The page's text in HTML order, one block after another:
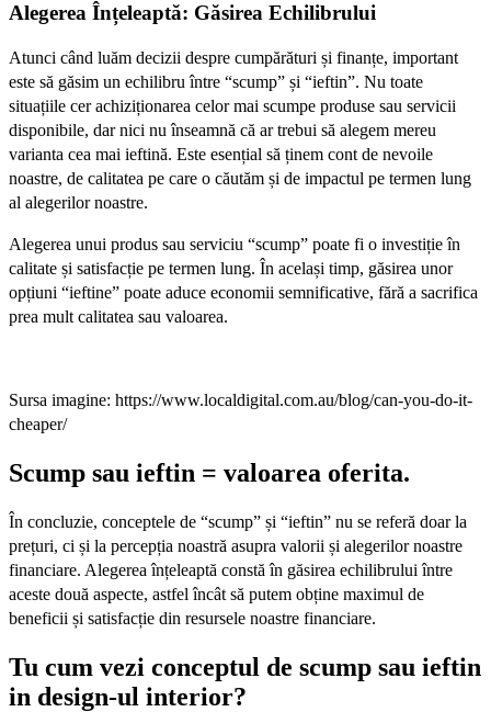
Alegerea Înțeleaptă: Găsirea Echilibrului
Atunci când luăm decizii despre cumpărături și finanțe, important
este să găsim un echilibru între “scump” și “ieftin”. Nu toate
situațiile cer achiziționarea celor mai scumpe produse sau servicii
disponibile, dar nici nu înseamnă că ar trebui să alegem mereu
varianta cea mai ieftină. Este esențial să ținem cont de nevoile
noastre, de calitatea pe care o căutăm și de impactul pe termen lung
al alegerilor noastre.
Alegerea unui produs sau serviciu “scump” poate fi o investiție în
calitate și satisfacție pe termen lung. În același timp, găsirea unor
opțiuni “ieftine” poate aduce economii semnificative, fără a sacrifica
prea mult calitatea sau valoarea.
Sursa imagine: https://www.localdigital.com.au/blog/can-you-do-it-
cheaper/
Scump sau ieftin = valoarea oferita.
În concluzie, conceptele de “scump” și “ieftin” nu se referă doar la
prețuri, ci și la percepția noastră asupra valorii și alegerilor noastre
financiare. Alegerea înțeleaptă constă în găsirea echilibrului între
aceste două aspecte, astfel încât să putem obține maximul de
beneficii și satisfacție din resursele noastre financiare.
Tu cum vezi conceptul de scump sau ieftin
in design-ul interior?